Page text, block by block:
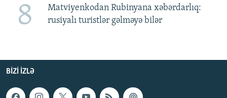
8
Matviyenkodan Rubinyana xəbərdarlıq:
rusiyalı turistlər gəlməyə bilər
BIZI IZLƏ